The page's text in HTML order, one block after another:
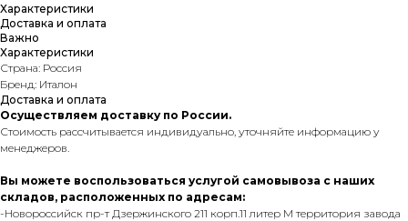
Характеристики
Доставка и оплата
Важно
Характеристики
Страна: Россия
Бренд: Италон
Доставка и оплата
Осуществляем доставку по России.
Стоимость рассчитывается индивидуально, уточняйте информацию у
менеджеров.
Вы можете воспользоваться услугой самовывоза с наших
складов, расположенных по адресам:
-Новороссийск пр-т Дзержинского 211 корп.11 литер М территория завода